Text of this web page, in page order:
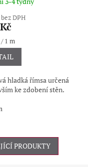
DPH
/ 1 m
hladká římsa určená
ke zdobení stěn.
PRODUKTY